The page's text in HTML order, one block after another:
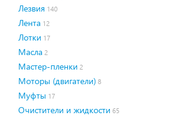
Лезвия 140
Лента 12
Лотки 17
Масла 2
Мастер-пленки 2
Моторы (двигатели) 8
Муфты 17
Очистители и жидкости 65